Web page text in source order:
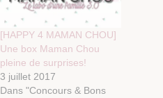
[HAPPY 4 MAMAN CHOU]
Une box Maman Chou
pleine de surprises!
3 juillet 2017
Dans "Concours & Bons